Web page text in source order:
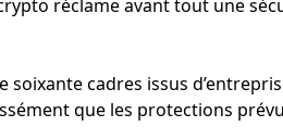
réclame avant tout une
soixante cadres issus
que les protections